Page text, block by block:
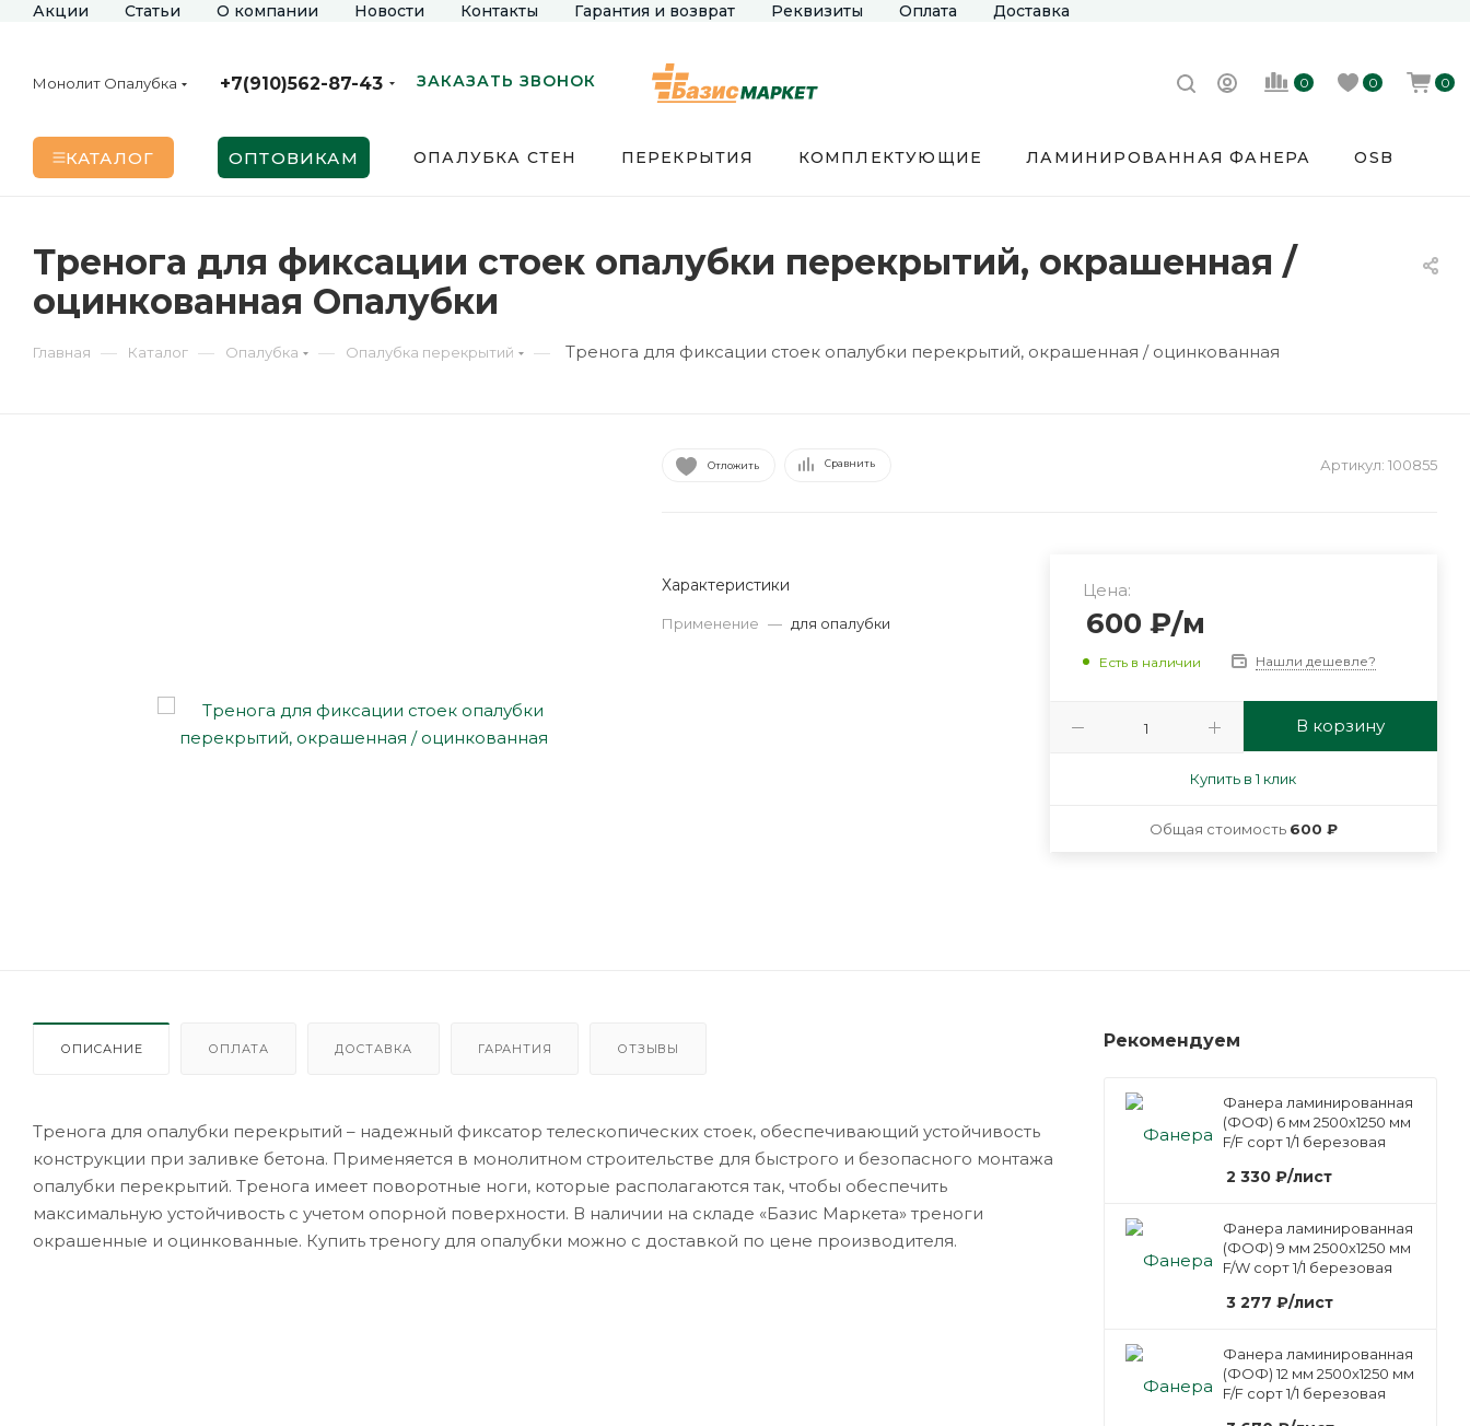
Акции Статьи О компании Новости Контакты Гарантия и возврат Реквизиты Оплата Доставка
Монолит Опалубка +7(910)562-87-43 ЗАКАЗАТЬ ЗВОНОК 0 0 0
КАТАЛОГ ОПТОВИКАМ ОПАЛУБКА СТЕН ПЕРЕКРЫТИЯ КОМПЛЕКТУЮЩИЕ ЛАМИНИРОВАННАЯ ФАНЕРА OSB
Тренога для фиксации стоек опалубки перекрытий, окрашенная /
оцинкованная Опалубки
Главная — Каталог — Опалубка — Опалубка перекрытий — Тренога для фиксации стоек опалубки перекрытий, окрашенная / оцинкованная
Отложить Сравнить Артикул: 100855
Характеристики
Применение — для опалубки
Цена:
600 ₽/м
Есть в наличии Нашли дешевле?
В корзину
Купить в 1 клик
Общая стоимость 600 ₽
ОПИСАНИЕ ОПЛАТА ДОСТАВКА ГАРАНТИЯ ОТЗЫВЫ
Тренога для опалубки перекрытий – надежный фиксатор телескопических стоек, обеспечивающий устойчивость
конструкции при заливке бетона. Применяется в монолитном строительстве для быстрого и безопасного монтажа
опалубки перекрытий. Тренога имеет поворотные ноги, которые располагаются так, чтобы обеспечить
максимальную устойчивость с учетом опорной поверхности. В наличии на складе «Базис Маркета» треноги
окрашенные и оцинкованные. Купить треногу для опалубки можно с доставкой по цене производителя.
Рекомендуем
Фанера ламинированная
(ФОФ) 6 мм 2500х1250 мм
F/F сорт 1/1 березовая
2 330 ₽/лист
Фанера ламинированная
(ФОФ) 9 мм 2500х1250 мм
F/W сорт 1/1 березовая
3 277 ₽/лист
Фанера ламинированная
(ФОФ) 12 мм 2500х1250 мм
F/F сорт 1/1 березовая